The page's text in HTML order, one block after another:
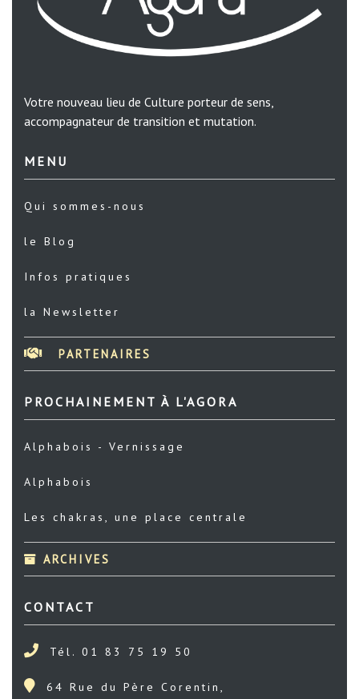
Votre nouveau lieu de Culture porteur de sens,
accompagnateur de transition et mutation.
MENU
Qui sommes-nous
le Blog
Infos pratiques
la Newsletter
PARTENAIRES
PROCHAINEMENT À L'AGORA
Alphabois - Vernissage
Alphabois
Les chakras, une place centrale
ARCHIVES
CONTACT
Tél. 01 83 75 19 50
64 Rue du Père Corentin,